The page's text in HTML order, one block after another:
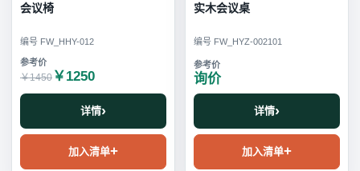
会议椅
编号 FW_HHY-012
￥1450 ￥1250
详情
加入清单
实木会议桌
编号 FW_HYZ-002101
询价
详情
加入清单